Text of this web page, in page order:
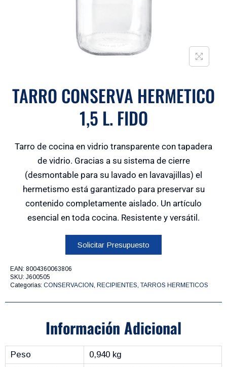
TARRO CONSERVA HERMETICO
1,5 L. FIDO
Tarro de cocina en vidrio transparente con tapadera
de vidrio. Gracias a su sistema de cierre
(desmontable para su lavado en lavavajillas) el
hermetismo está garantizado para preservar su
contenido completamente aislado. Un artículo
esencial en toda cocina. Resistente y versátil.
Solicitar Presupuesto
EAN: 8004360063806
SKU: J600505
Categorías: CONSERVACION, RECIPIENTES, TARROS HERMETICOS
Información Adicional
Peso
0,940 kg